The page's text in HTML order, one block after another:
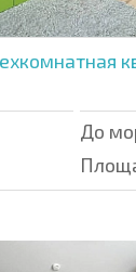
До